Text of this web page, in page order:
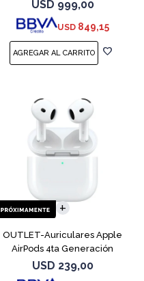
USD 999,00
USD 849,15
OUTLET-Auriculares Apple
AirPods 4ta Generación
MXP63 White
USD 239,00